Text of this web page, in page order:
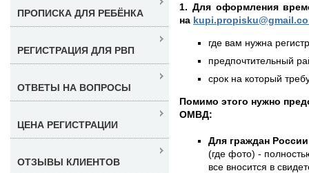
1. Для оформления
на
где вам нужна
предпочтительный
срок на который
Помимо этого нужно
ОМВД:
Для граждан
(где фото) -
все вносится в
ПРОПИСКА ДЛЯ РЕБЁНКА
РЕГИСТРАЦИЯ ДЛЯ РВП
ОТВЕТЫ НА ВОПРОСЫ
ЦЕНА РЕГИСТРАЦИИ
ОТЗЫВЫ КЛИЕНТОВ